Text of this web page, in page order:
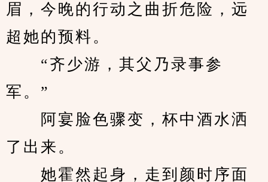
眉，今晚的行动之曲折危险，远
超她的预料。
“齐少游，其父乃录事参
军。”
阿宴脸色骤变，杯中酒水洒
了出来。
她霍然起身，走到颜时序面